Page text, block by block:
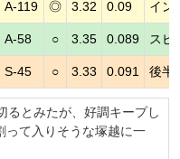
A-119 ◎ 3.32 0.09 イン
A-58 ○ 3.35 0.089 スピ
S-45 ○ 3.33 0.091 後半
とみたが、好調キープし
って入りそうな塚越に一